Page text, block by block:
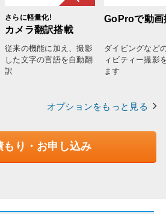
さらに軽量化!
カメラ翻訳搭載
従来の機能に加え、撮影
した文字の言語を自動翻
訳
GoProで動画
ダイビングなど
ィビティー撮影
ます
オプションをもっと見る
もり・お申し込み